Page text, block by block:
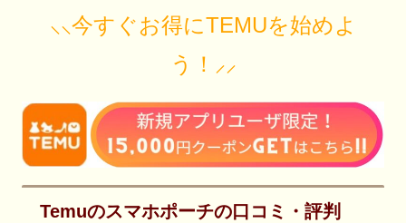
⸜⸜今すぐお得にTEMUを始めよ
う！⸝⸝
Temuのスマホポーチの口コミ・評判